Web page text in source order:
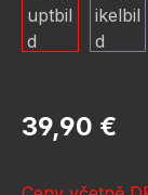
Běžná cena:
39,90 €